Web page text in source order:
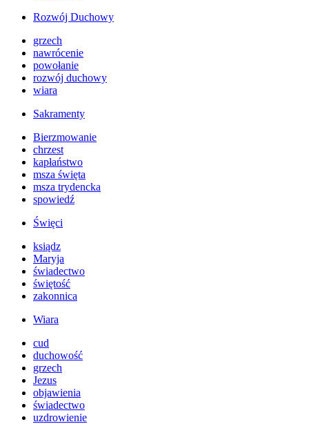
Rozwój Duchowy
grzech
nawrócenie
powołanie
rozwój duchowy
wiara
Sakramenty
Bierzmowanie
chrzest
kapłaństwo
msza święta
msza trydencka
spowiedź
Święci
ksiądz
Maryja
świadectwo
świętość
zakonnica
Wiara
cud
duchowość
grzech
Jezus
objawienia
świadectwo
uzdrowienie